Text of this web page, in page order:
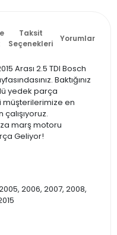
Taksit
Seçenekleri
Yorumlar
Arası 2.5 TDI Bosch
Baktığınız
yedek parça
müşterilerimize en
marş motoru
Geliyor!
2006, 2007, 2008,